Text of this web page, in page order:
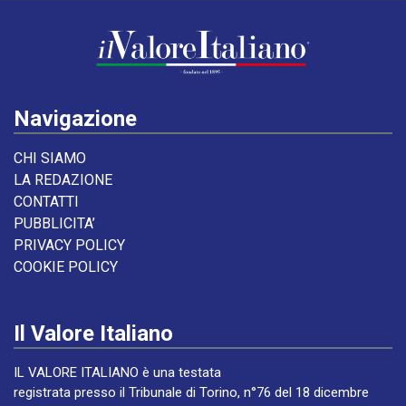
Navigazione
CHI SIAMO
LA REDAZIONE
CONTATTI
PUBBLICITA’
PRIVACY POLICY
COOKIE POLICY
Il Valore Italiano
IL VALORE ITALIANO è una testata
registrata presso il Tribunale di Torino, n°76 del 18 dicembre